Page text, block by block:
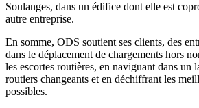
Soulanges, dans un édifice dont elle est
autre entreprise.
En somme, ODS soutient ses clients, des
dans le déplacement de chargements hors
les escortes routières, en naviguant dans un
routiers changeants et en déchiffrant les
possibles.